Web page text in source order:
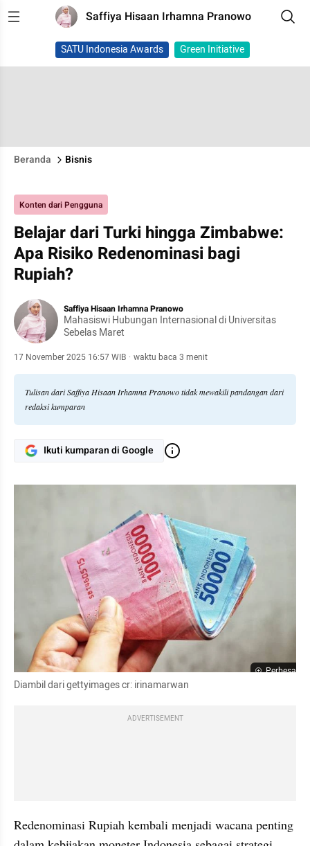
Saffiya Hisaan Irhamna Pranowo
SATU Indonesia Awards Green Initiative
Beranda Bisnis
Konten dari Pengguna
Belajar dari Turki hingga Zimbabwe:
Apa Risiko Redenominasi bagi
Rupiah?
Saffiya Hisaan Irhamna Pranowo
Mahasiswi Hubungan Internasional di Universitas
Sebelas Maret
17 November 2025 16:57 WIB · waktu baca 3 menit
Tulisan dari Saffiya Hisaan Irhamna Pranowo tidak mewakili pandangan dari
redaksi kumparan
Ikuti kumparan di Google
Perbesar
Diambil dari gettyimages cr: irinamarwan
ADVERTISEMENT
Redenominasi Rupiah kembali menjadi wacana penting